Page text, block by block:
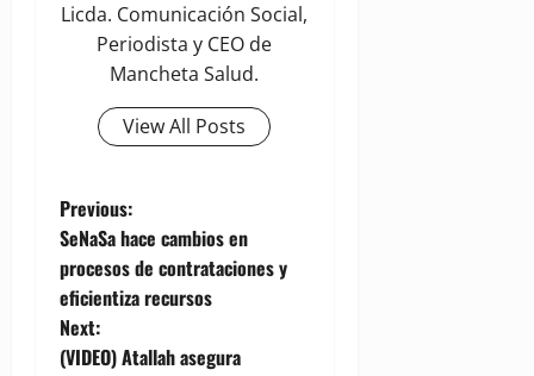
Licda. Comunicación Social,
Periodista y CEO de
Mancheta Salud.
View All Posts
P
o
s
Previous:
SeNaSa hace cambios en
procesos de contrataciones y
eficientiza recursos
Next:
(VIDEO) Atallah asegura